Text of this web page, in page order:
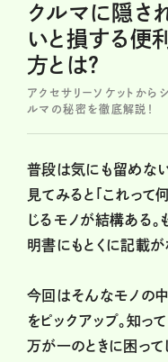
クルマに隠さ
いと損する便
方とは？
アクセサリーソケットから
ルマの秘密を徹底解説！
普段は気にも留めな
見てみると「これって
じるモノが結構ある
明書にもとくに記載
今回はそんなモノの
をピックアップ。知っ
万が一のときに困って